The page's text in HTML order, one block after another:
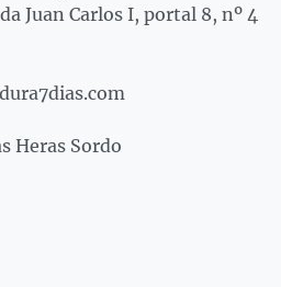
Juan Carlos I, portal 8, nº 4
Heras Sordo